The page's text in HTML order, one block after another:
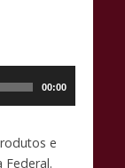
00:00
e
Federal.